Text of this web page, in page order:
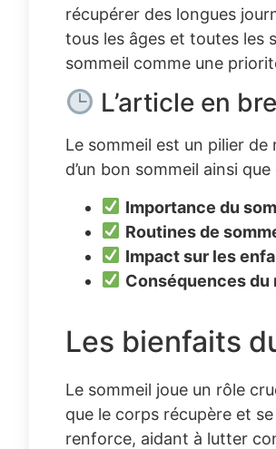
récupérer des longues
tous les âges et toutes les
sommeil comme une
L’article en
Le sommeil est un pilier
d’un bon sommeil ainsi
Importance du
Routines de
Impact sur les
Conséquences du
Les bienfaits
Le sommeil joue un rôle
que le corps récupère et
renforce, aidant à lutter